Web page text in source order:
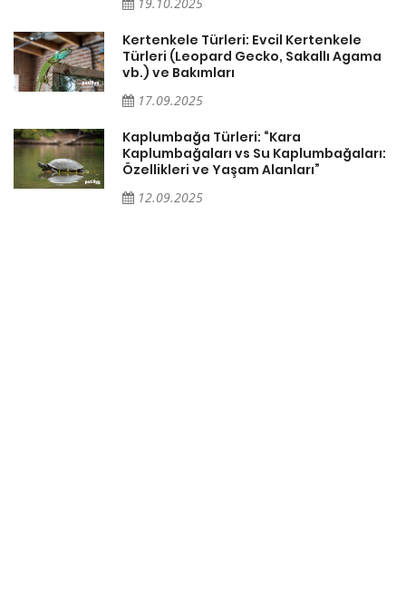
Kertenkele Türleri: Evcil Kertenkele
Türleri (Leopard Gecko, Sakallı Agama
vb.) ve Bakımları
17.09.2025
Kaplumbağa Türleri: “Kara
Kaplumbağaları vs Su Kaplumbağaları:
Özellikleri ve Yaşam Alanları”
12.09.2025